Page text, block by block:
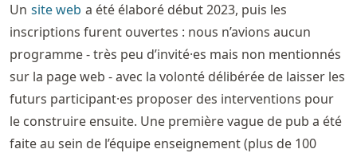
Un site web a été élaboré début 2023, puis les
inscriptions furent ouvertes : nous n’avions aucun
programme - très peu d’invité·es mais non mentionnés
sur la page web - avec la volonté délibérée de laisser les
futurs participant·es proposer des interventions pour
le construire ensuite. Une première vague de pub a été
faite au sein de l’équipe enseignement (plus de 100